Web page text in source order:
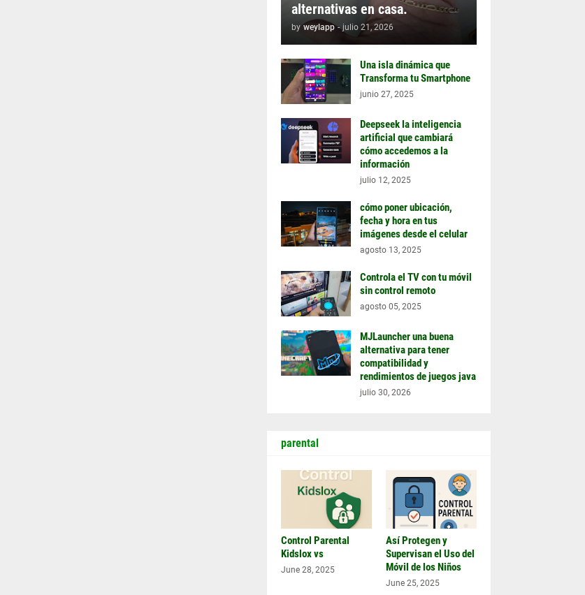
alternativas en casa.
by weylapp - julio 21, 2026
Una isla dinámica que
Transforma tu Smartphone
junio 27, 2025
Deepseek la inteligencia
artificial que cambiará
cómo accedemos a la
información
julio 12, 2025
cómo poner ubicación,
fecha y hora en tus
imágenes desde el celular
agosto 13, 2025
Controla el TV con tu móvil
sin control remoto
agosto 05, 2025
MJLauncher una buena
alternativa para tener
compatibilidad y
rendimientos de juegos java
julio 30, 2026
parental
Control Parental
Kidslox vs
June 28, 2025
Así Protegen y
Supervisan el Uso del
Móvil de los Niños
June 25, 2025